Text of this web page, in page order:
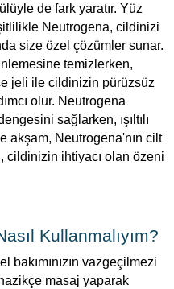
de fark yaratır. Yüz
Neutrogena, cildinizi
size özel çözümler sunar.
temizlerken,
jeli ile cildinizin pürüzsüz
olur. Neutrogena
sağlarken, ışıltılı
akşam, Neutrogena'nın cilt
cildinizin ihtiyacı olan özeni
Kullanmalıyım?
bakımınızın vazgeçilmezi
masaj yaparak